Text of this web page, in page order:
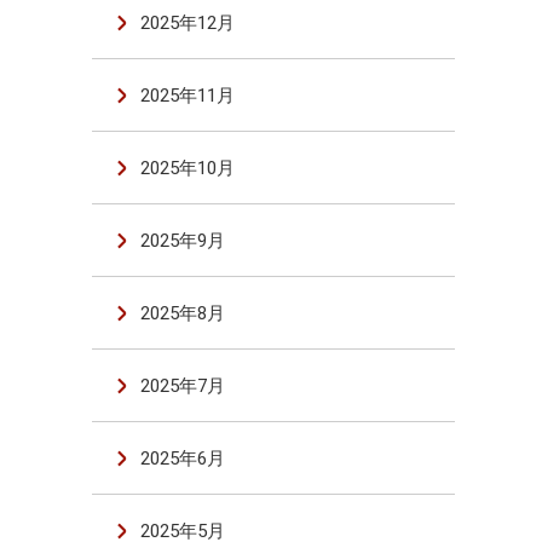
2025年12月
2025年11月
2025年10月
2025年9月
2025年8月
2025年7月
2025年6月
2025年5月